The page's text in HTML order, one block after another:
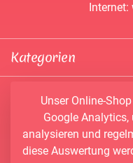
Kategorien
ALIZE Yarns
Bobbel
Bobbiny
Service &
Konto
Newsletter
Unser Online-
Google
analysieren und
diese Auswertung